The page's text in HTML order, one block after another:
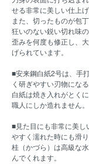
せる非常に美しい仕上げ
また、切ったものが包
狂いのない鋭い切れ味
歪みを何度も修正し、
げられています。
■安来鋼白紙2号は、手
く研ぎやすい刃物にな
白紙は焼き入れがとく
職人にしか造れません。
■見た目にも非常に美
やすく濡れた時にも滑り
桂（かづら）は高級な
んでくれます。